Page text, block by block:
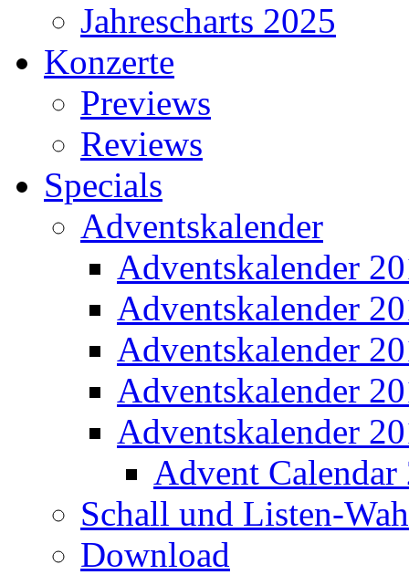
Jahrescharts 2025
Konzerte
Previews
Reviews
Specials
Adventskalender
Adventskalender
Adventskalender
Adventskalender
Adventskalender
Adventskalender
Advent Calendar
Schall und Listen-
Download